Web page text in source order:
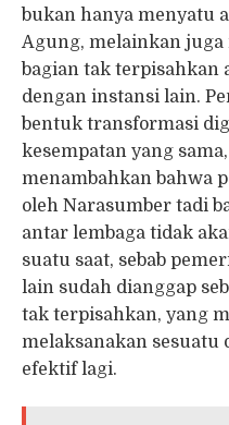
bukan hanya menyatu
Agung, melainkan
bagian tak terpisahkan
dengan instansi lain.
bentuk transformasi
kesempatan yang
menambahkan bahwa
oleh Narasumber tadi
antar lembaga tidak
suatu saat, sebab
lain sudah dianggap
tak terpisahkan, yang
melaksanakan
efektif lagi.